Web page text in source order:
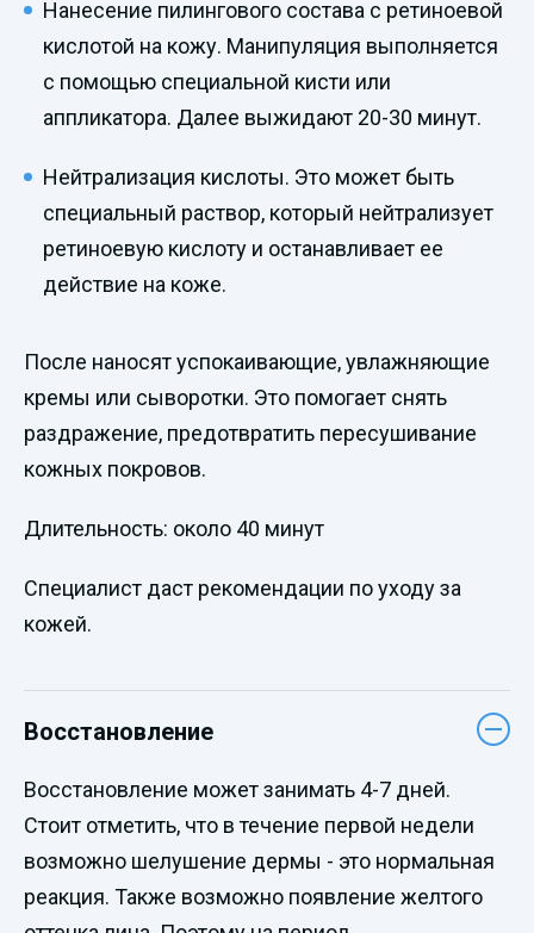
Нанесение пилингового состава с ретиноевой
кислотой на кожу. Манипуляция выполняется
с помощью специальной кисти или
аппликатора. Далее выжидают 20-30 минут.
Нейтрализация кислоты. Это может быть
специальный раствор, который нейтрализует
ретиноевую кислоту и останавливает ее
действие на коже.
После наносят успокаивающие, увлажняющие
кремы или сыворотки. Это помогает снять
раздражение, предотвратить пересушивание
кожных покровов.
Длительность: около 40 минут
Специалист даст рекомендации по уходу за
кожей.
Восстановление
Восстановление может занимать 4-7 дней.
Стоит отметить, что в течение первой недели
возможно шелушение дермы - это нормальная
реакция. Также возможно появление желтого